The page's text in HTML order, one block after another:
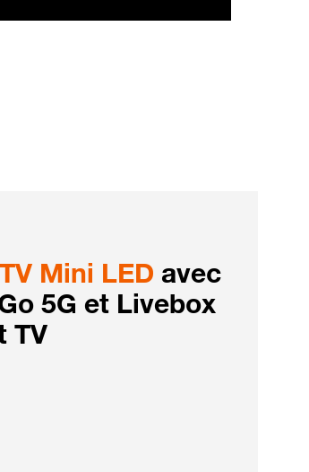
Mini LED avec
5G et Livebox
TV